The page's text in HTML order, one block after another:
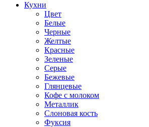
Кухни
Цвет
Белые
Черные
Желтые
Красные
Зеленые
Серые
Бежевые
Глянцевые
Кофе с молоком
Металлик
Слоновая кость
Фуксия